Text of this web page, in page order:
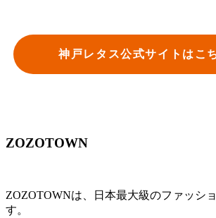
神戸レタス公式サイトはこ
ZOZOTOWN
ZOZOTOWNは、日本最大級のファッシ
す。